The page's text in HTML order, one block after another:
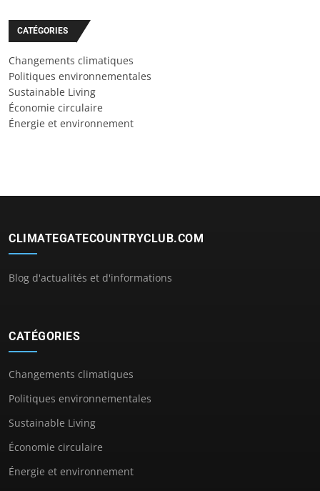
CATÉGORIES
Changements climatiques
Politiques environnementales
Sustainable Living
Économie circulaire
Énergie et environnement
CLIMATEGATECOUNTRYCLUB.COM
Blog d'actualités et d'informations
CATÉGORIES
Changements climatiques
Politiques environnementales
Sustainable Living
Économie circulaire
Énergie et environnement